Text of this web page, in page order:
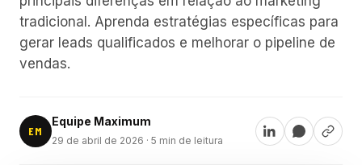
tradicional. Aprenda estratégias específicas para
gerar leads qualificados e melhorar o pipeline de
vendas.
EM
Equipe Maximum
29 de abril de 2026 · 5 min de leitura